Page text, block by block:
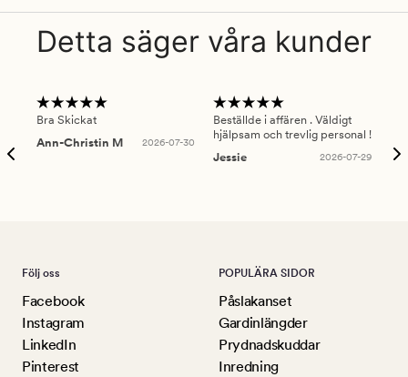
Detta säger våra kunder
Bra Skickat
Ann-Christin M
2026-07-30
Beställde i affären . Väldigt
hjälpsam och trevlig personal !
Jessie
2026-07-29
Följ oss
Facebook
Instagram
LinkedIn
Pinterest
POPULÄRA SIDOR
Påslakanset
Gardinlängder
Prydnadskuddar
Inredning